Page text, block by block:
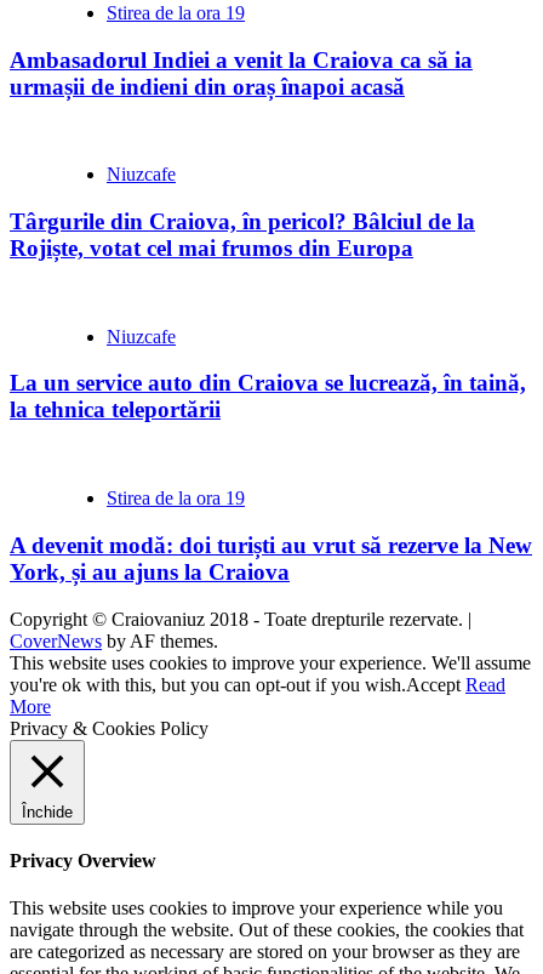
Stirea de la ora 19
Ambasadorul Indiei a venit la Craiova ca să ia
urmașii de indieni din oraș înapoi acasă
Niuzcafe
Târgurile din Craiova, în pericol? Bâlciul de la
Rojiște, votat cel mai frumos din Europa
Niuzcafe
La un service auto din Craiova se lucrează, în taină,
la tehnica teleportării
Stirea de la ora 19
A devenit modă: doi turiști au vrut să rezerve la New
York, și au ajuns la Craiova
Copyright © Craiovaniuz 2018 - Toate drepturile rezervate. |
CoverNews by AF themes.
This website uses cookies to improve your experience. We'll assume
you're ok with this, but you can opt-out if you wish.Accept Read
More
Privacy & Cookies Policy
Închide
Privacy Overview
This website uses cookies to improve your experience while you
navigate through the website. Out of these cookies, the cookies that
are categorized as necessary are stored on your browser as they are